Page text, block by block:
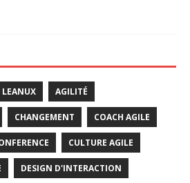
AGILITÉ
CHANGEMENT COACH AGILE
CULTURE AGILE
DESIGN D'INTERACTION